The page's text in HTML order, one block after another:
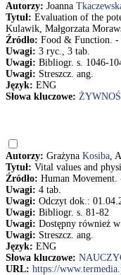
Autorzy: Joanna
Tytuł: Evaluation of the
Kulawik, Małgorzata
Źródło: Food & Function. -
Uwagi: 3 ryc., 3 tab.
Uwagi: Bibliogr. s. 1046-
Uwagi: Streszcz. ang.
Język: ENG
Słowa kluczowe:
Autorzy: Grażyna Kosiba,
Tytuł: Vital values and
Źródło: Human
Uwagi: 4 tab.
Uwagi: Odczyt dok.:
Uwagi: Bibliogr. s. 81-82
Uwagi: Dostępny również
Uwagi: Streszcz. ang.
Język: ENG
Słowa kluczowe:
URL: https://